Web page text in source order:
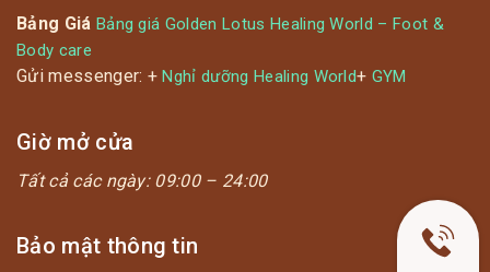
Bảng Giá Bảng giá Golden Lotus Healing World – Foot &
Body care
Gửi messenger: +Nghỉ dưỡng Healing World+ GYM
Giờ mở cửa
Tất cả các ngày: 09:00 – 24:00
Bảo mật thông tin